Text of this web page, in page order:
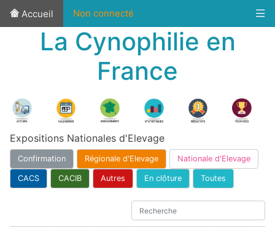
Accueil Non connecté
La Cynophilie en
France
Expositions Nationales d'Elevage
Confirmation Régionale d'Elevage Nationale d'Elevage
CACS CACIB Autres En clôture Toutes